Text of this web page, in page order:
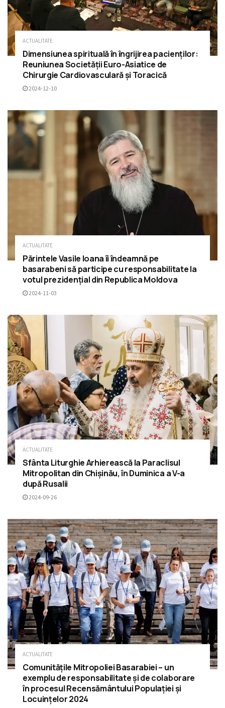
ACTUALITATE
Dimensiunea spirituală în îngrijirea pacienților:
Reuniunea Societății Euro-Asiatice de
Chirurgie Cardiovasculară și Toracică
2024-12-10
ACTUALITATE
Părintele Vasile Ioana îi îndeamnă pe
basarabeni să participe cu responsabilitate la
votul prezidențial din Republica Moldova
2024-11-03
ACTUALITATE
Sfânta Liturghie Arhierească la Paraclisul
Mitropolitan din Chișinău, în Duminica a V-a
după Rusalii
2024-09-26
ACTUALITATE
Comunitățile Mitropoliei Basarabiei – un
exemplu de responsabilitate și de colaborare
în procesul Recensământului Populației și
Locuințelor 2024